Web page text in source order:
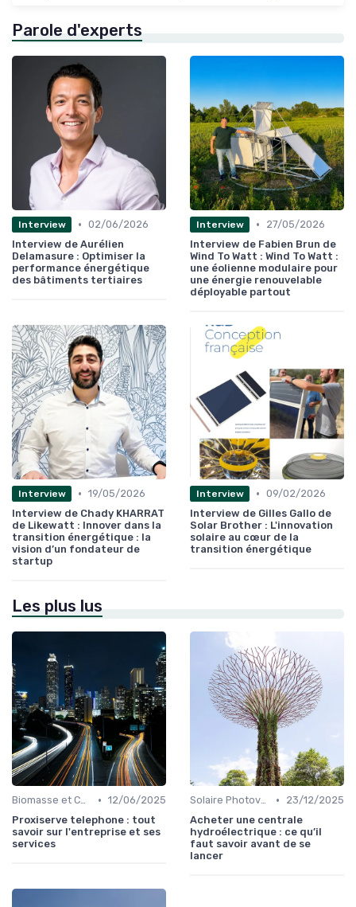
Parole d'experts
Interview • 02/06/2026
Interview de Aurélien
Delamasure : Optimiser la
performance énergétique
des bâtiments tertiaires
Interview •
27/05/2026
Interview de Fabien Brun de
Wind To Watt : Wind To Watt :
une éolienne modulaire pour
une énergie renouvelable
déployable partout
Interview • 19/05/2026
Interview de Chady KHARRAT
de Likewatt : Innover dans la
transition énergétique : la
vision d’un fondateur de
startup
Interview • 09/02/2026
Interview de Gilles Gallo de
Solar Brother : L'innovation
solaire au cœur de la
transition énergétique
Les plus lus
Biomasse et Chauffage Écologique • 12/06/2025
Proxiserve telephone : tout
savoir sur l'entreprise et ses
services
Solaire Photovoltaïque et Thermique •
23/12/2025
Acheter une centrale
hydroélectrique : ce qu’il
faut savoir avant de se
lancer